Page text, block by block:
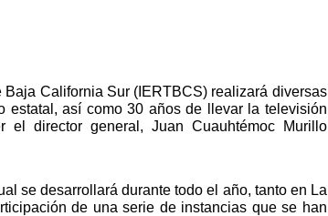
California Sur (IERTBCS) realizará diversas
estatal, así como 30 años de llevar la televisión
director general, Juan Cuauhtémoc Murillo
se desarrollará durante todo el año, tanto en La
de una serie de instancias que se han